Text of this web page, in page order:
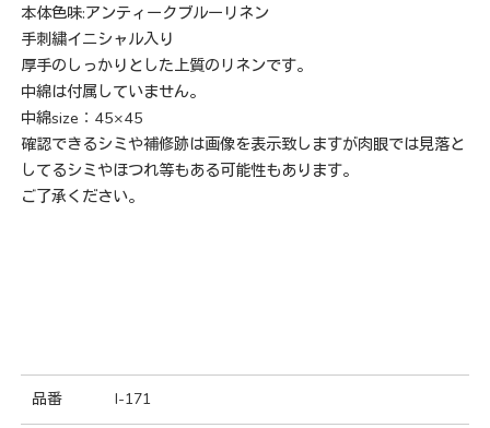
本体色味:アンティークブルーリネン
手刺繍イニシャル入り
厚手のしっかりとした上質のリネンです。
中綿は付属していません。
中綿size：45×45
確認できるシミや補修跡は画像を表示致しますが肉眼では見落と
してるシミやほつれ等もある可能性もあります。
ご了承ください。
品番 I-171